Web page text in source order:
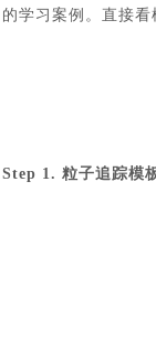
的学习案例。直接
Step 1. 粒子追踪模